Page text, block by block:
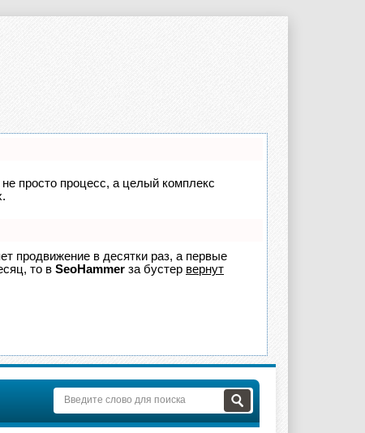
просто процесс, а целый комплекс
продвижение в десятки раз, а первые
то в SeoHammer за бустер вернут